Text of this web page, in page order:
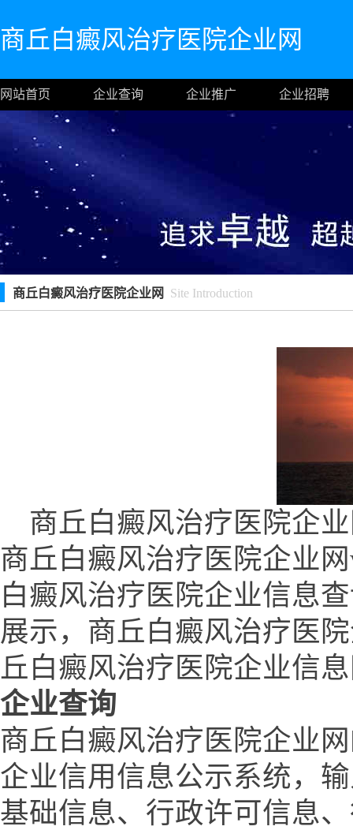
商丘白癜风治疗医院企业网
网站首页 企业查询 企业推广 企业招聘
商丘白癜风治疗医院企业网 Site Introduction
商丘白癜风治疗医院企业
商丘白癜风治疗医院企业
白癜风治疗医院企业信息
展示，商丘白癜风治疗医
丘白癜风治疗医院企业信
企业查询
商丘白癜风治疗医院企业
企业信用信息公示系统，
基础信息、行政许可信息